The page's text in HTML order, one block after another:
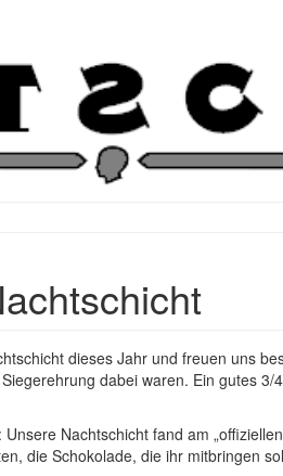
dieses Jahr und freuen uns
dabei waren. Ein gutes
Nachtschicht fand am
die Schokolade, die ihr mitbringen